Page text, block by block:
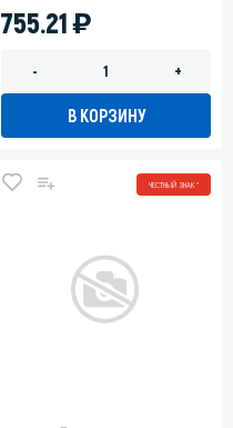
755.21)
- +
В КОРЗИНУ
ЧЕСТНЫЙ ЗНАК *